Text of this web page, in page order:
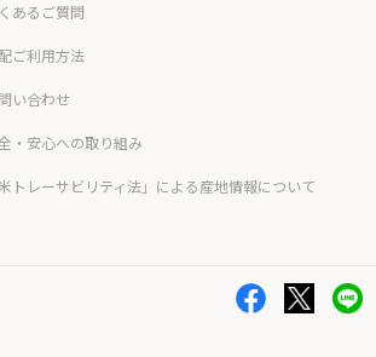
あるご質問
ご利用方法
い合わせ
・安心への取り組み
米トレーサビリティ法」による産地情報について